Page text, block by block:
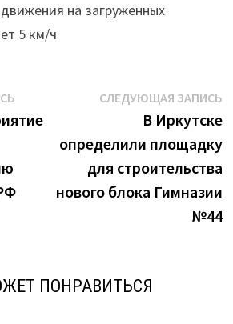
на загруженных
5 км/ч
Предыдущая
запись:
СЛЕДУЮЩАЯ ЗАПИСЬ
В Иркутске
определили площадку
для строительства
нового блока Гимназии
№44
ПОНРАВИТЬСЯ